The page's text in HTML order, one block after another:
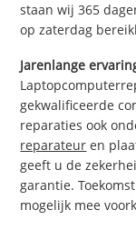
staan wij 365
op zaterdag
Jarenlange
gekwalificeerde
reparaties ook
reparateur en
geeft u de
garantie.
mogelijk mee